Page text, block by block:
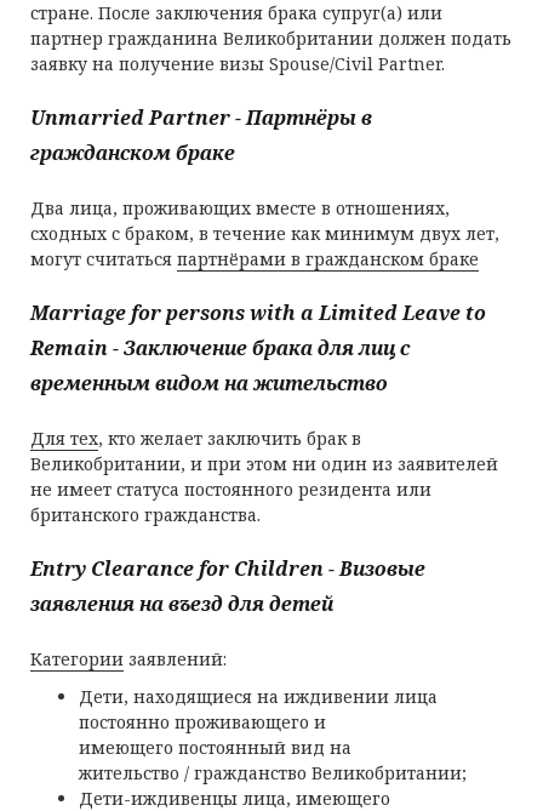
стране. После заключения брака супруг(а) или
партнер гражданина Великобритании должен подать
заявку на получение визы Spouse/Civil Partner.
Unmarried Partner - Партнёры в
гражданском браке
Два лица, проживающих вместе в отношениях,
сходных с браком, в течение как минимум двух лет,
могут считаться партнёрами в гражданском браке
Marriage for persons with a Limited Leave to
Remain - Заключение брака для лиц с
временным видом на жительство
Для тех, кто желает заключить брак в
Великобритании, и при этом ни один из заявителей
не имеет статуса постоянного резидента или
британского гражданства.
Entry Clearance for Children - Визовые
заявления на въезд для детей
Категории заявлений:
Дети, находящиеся на иждивении лица
постоянно проживающего и
имеющего постоянный вид на
жительство / гражданство Великобритании;
Дети-иждивенцы лица, имеющего